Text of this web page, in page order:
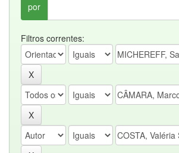
por
Filtros correntes: